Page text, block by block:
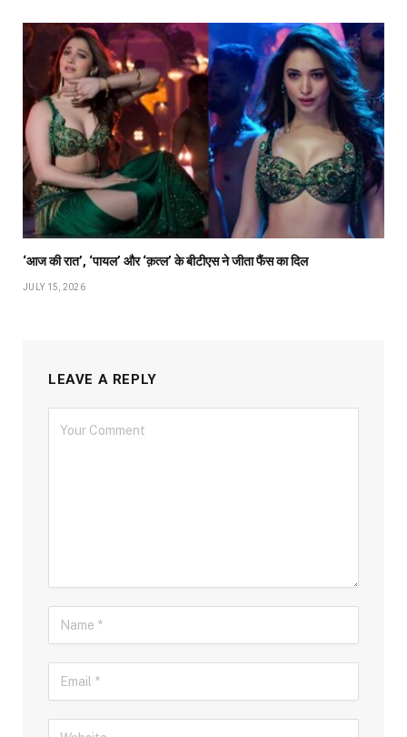
‘आज की रात’, ‘पायल’ और ‘क़त्ल’ के बीटीएस ने जीता फैंस का दिल
JULY 15, 2026
LEAVE A REPLY